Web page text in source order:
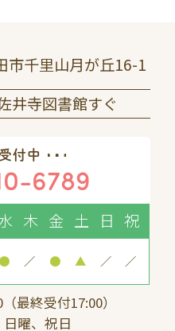
市千里山月が丘16-1
井寺図書館すぐ
付中
6789
木 金 土 日 祝
● ／ ● ▲ ／ ／
最終受付17:00）
日曜、祝日